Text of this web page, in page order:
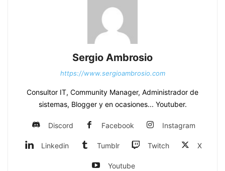
Sergio Ambrosio
https://www.sergioambrosio.com
Consultor IT, Community Manager, Administrador de
sistemas, Blogger y en ocasiones... Youtuber.
Discord Facebook Instagram
Linkedin Tumblr Twitch X
Youtube